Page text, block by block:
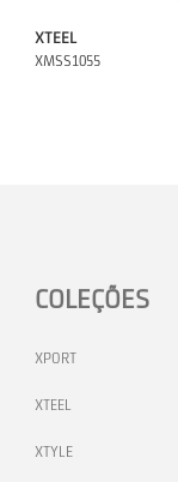
XTEEL
XMSS1055
COLEÇÕES
XPORT
XTEEL
XTYLE